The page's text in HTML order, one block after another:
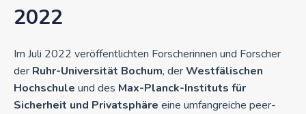
2022
Im Juli 2022 veröffentlichten Forscherinnen und Forscher
der Ruhr-Universität Bochum, derWestfälischen
Hochschule und des Max-Planck-Instituts für
Sicherheit und Privatsphäre eine umfangreiche peer-